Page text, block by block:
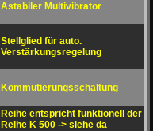
Astabiler Multivibrator
Stellglied für auto.
Verstärkungsregelung
Kommutierungsschaltung
Reihe entspricht funktionell der
Reihe K 500 -> siehe da